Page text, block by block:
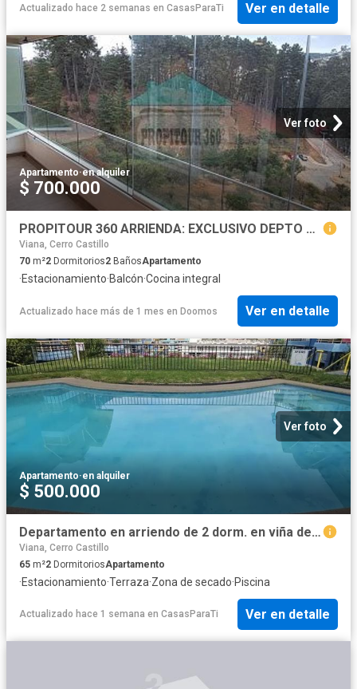
Actualizado hace 2 semanas en CasasParaTi Ver en detalle
Ver foto
Apartamento·en alquiler
$ 700.000
PROPITOUR 360 ARRIENDA: EXCLUSIVO DEPTO EN REÑACA, VIÑA
Viana, Cerro Castillo
70 m²2 Dormitorios2 BañosApartamento
·Estacionamiento·Balcón·Cocina integral
Actualizado hace más de 1 mes en Doomos Ver en detalle
Ver foto
Apartamento·en alquiler
$ 500.000
Departamento en arriendo de 2 dorm. en viña del mar
Viana, Cerro Castillo
65 m²2 DormitoriosApartamento
·Estacionamiento·Terraza·Zona de secado·Piscina
Actualizado hace 1 semana en CasasParaTi Ver en detalle